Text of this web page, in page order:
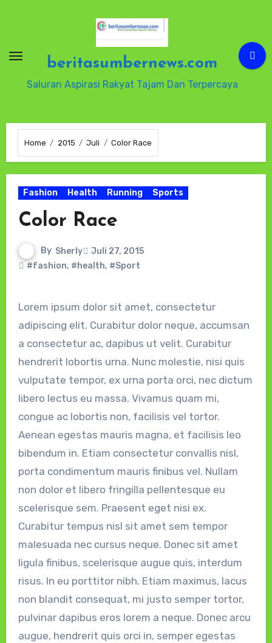
beritasumbernews.com
Saluran Aspirasi Rakyat Tajam Dan Terpercaya
Home 2015 Juli Color Race
Fashion Health Running Sports
Color Race
By Sherly
Juli 27, 2015
#fashion, #health, #Sport
Lorem ipsum dolor sit amet, consectetur
adipiscing elit. Curabitur dolor neque, accumsan
a consectetur ac, dapibus ut velit. Curabitur
hendrerit lobortis urna. Nunc molestie, nisi quis
vulputate tempor, ex urna porta orci, nec dictum
libero lectus eu massa. Vivamus quam mi,
congue ac lobortis non, facilisis vel tortor.
Aenean egestas mauris magna, et facilisis leo
bibendum in. Etiam consectetur convallis nisl,
porta condimentum mauris finibus vel. Nullam
non dolor et libero fringilla pellentesque eu
scelerisque sem. Praesent eget nisi ex.
Curabitur tempus nisl sit amet sem tempor
malesuada nec cursus neque. Donec sit amet
ligula finibus, scelerisque augue quis, interdum
risus. In eu porttitor nibh. Etiam maximus, lacus
non blandit consequat, mi justo semper tortor,
pulvinar dapibus eros lorem a neque. Donec arcu
augue, hendrerit quis orci in, semper egestas